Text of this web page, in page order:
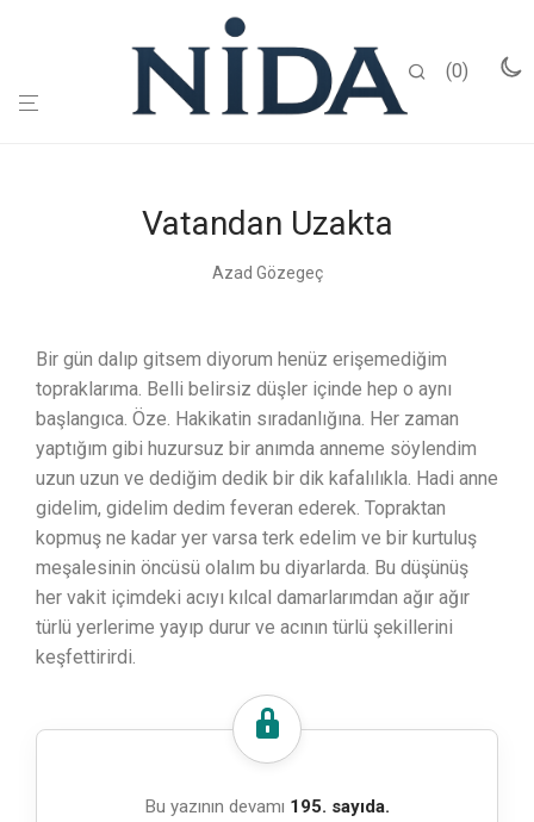
0
Vatandan Uzakta
Azad Gözegeç
Bir gün dalıp gitsem diyorum henüz erişemediğim
topraklarıma. Belli belirsiz düşler içinde hep o aynı
başlangıca. Öze. Hakikatin sıradanlığına. Her zaman
yaptığım gibi huzursuz bir anımda anneme söylendim
uzun uzun ve dediğim dedik bir dik kafalılıkla. Hadi anne
gidelim, gidelim dedim feveran ederek. Topraktan
kopmuş ne kadar yer varsa terk edelim ve bir kurtuluş
meşalesinin öncüsü olalım bu diyarlarda. Bu düşünüş
her vakit içimdeki acıyı kılcal damarlarımdan ağır ağır
türlü yerlerime yayıp durur ve acının türlü şekillerini
keşfettirirdi.
Bu yazının devamı 195. sayıda.